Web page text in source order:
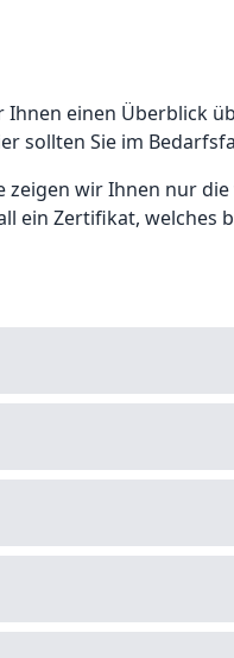
einen Überblick
sollten Sie im
zeigen wir Ihnen nur
ein Zertifikat,